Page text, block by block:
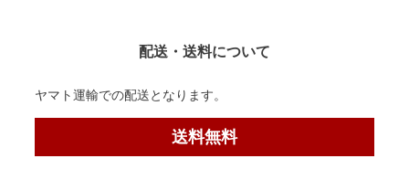
配送・送料について
ヤマト運輸での配送となります。
送料無料